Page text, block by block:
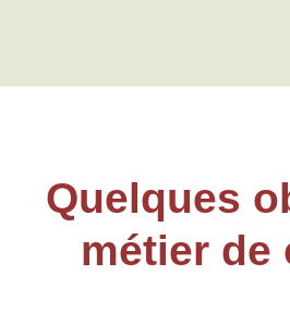
Quelques
métier de